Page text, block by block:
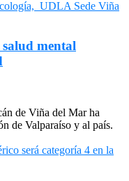
mental
de Viña del Mar ha
de Valparaíso y al país.